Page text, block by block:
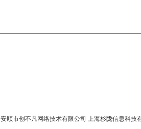
安顺市创不凡网络技术有限公司 上海杉陇信息科技